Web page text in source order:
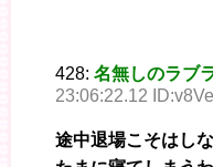
428: 名無しのラブ
23:06:22.12
途中退場こそはし